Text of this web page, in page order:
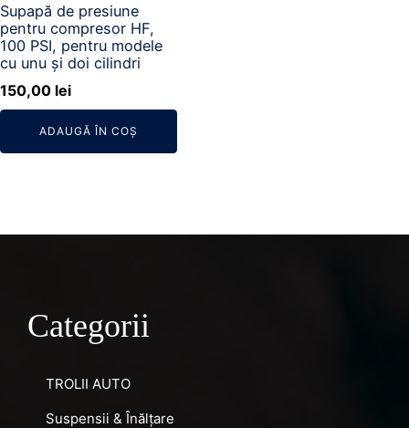
Supapă de presiune
pentru compresor HF,
100 PSI, pentru modele
cu unu și doi cilindri
150,00 lei
ADAUGĂ ÎN COȘ
Categorii
TROLII AUTO
Suspensii & Înălțare